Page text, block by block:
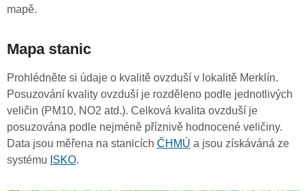
mapě.
Mapa stanic
Prohlédněte si údaje o kvalitě ovzduší v lokalitě Merklín.
Posuzování kvality ovzduší je rozděleno podle jednotlivých
veličin (PM10, NO2 atd.). Celková kvalita ovzduší je
posuzována podle nejméně příznivě hodnocené veličiny.
Data jsou měřena na stanicích ČHMÚ a jsou získáváná ze
systému ISKO.